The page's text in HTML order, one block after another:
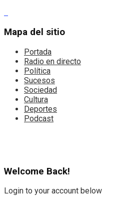
Mapa del sitio
Portada
Radio en directo
Política
Sucesos
Sociedad
Cultura
Deportes
Podcast
Welcome Back!
Login to your account below